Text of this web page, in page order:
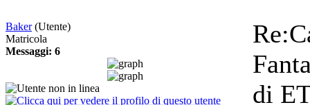
Baker (Utente)
Matricola
Messaggi: 6
di